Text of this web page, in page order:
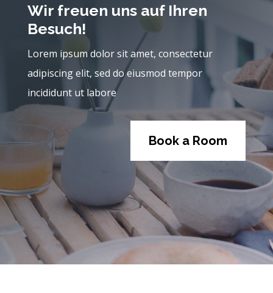
Wir freuen uns auf Ihren
Besuch!
Lorem ipsum dolor sit amet, consectetur
adipiscing elit, sed do eiusmod tempor
incididunt ut labore
Book a Room